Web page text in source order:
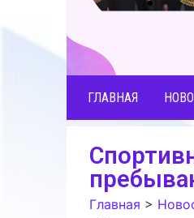
ГЛАВНАЯ
Главная >